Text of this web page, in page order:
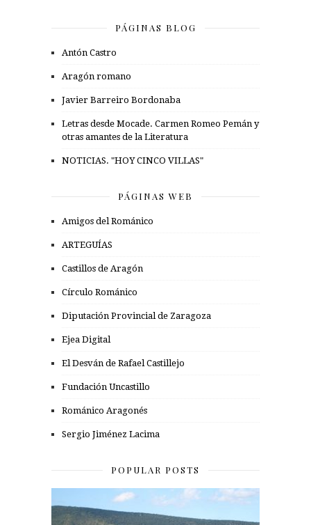
PÁGINAS BLOG
Antón Castro
Aragón romano
Javier Barreiro Bordonaba
Letras desde Mocade. Carmen Romeo Pemán y
otras amantes de la Literatura
NOTICIAS. "HOY CINCO VILLAS"
PÁGINAS WEB
Amigos del Románico
ARTEGUÍAS
Castillos de Aragón
Círculo Románico
Diputación Provincial de Zaragoza
Ejea Digital
El Desván de Rafael Castillejo
Fundación Uncastillo
Románico Aragonés
Sergio Jiménez Lacima
POPULAR POSTS